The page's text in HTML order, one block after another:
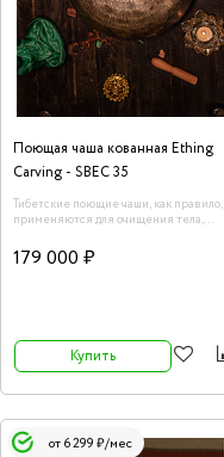
Поющая чаша кованная Ething
Carving - SBEC 35
Тибетские поющие чаши, как правило,
применяются для очищения тела,
предметов от негативной энергии.
Воздействие данного инструмента на
179 000 ₽
Купить
от 6 299 ₽/мес